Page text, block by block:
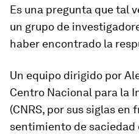
Es una pregunta que tal
un grupo de
haber encontrado la
Un equipo dirigido por
Centro Nacional para la
(CNRS, por sus siglas en
sentimiento de saciedad